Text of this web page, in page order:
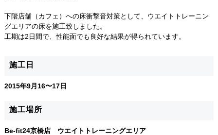
下階店舗（カフェ）への床衝撃音対策として、ウエイトトレーニン
グエリアの床を施工致しました。
工期は2日間で、性能面でも良好な結果が得られています。
施工日
2015年9月16〜17日
施工場所
Be-fit24京橋店 ウエイトトレーニングエリア